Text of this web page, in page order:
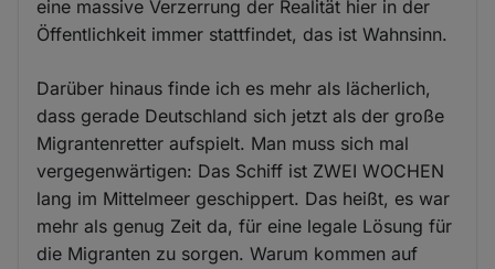
eine massive Verzerrung der Realität hier in der
Öffentlichkeit immer stattfindet, das ist Wahnsinn.
Darüber hinaus finde ich es mehr als lächerlich,
dass gerade Deutschland sich jetzt als der große
Migrantenretter aufspielt. Man muss sich mal
vergegenwärtigen: Das Schiff ist ZWEI WOCHEN
lang im Mittelmeer geschippert. Das heißt, es war
mehr als genug Zeit da, für eine legale Lösung für
die Migranten zu sorgen. Warum kommen auf